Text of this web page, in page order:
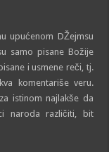
upućenom DŽejmsu
samo pisane Božije
i usmene reči, tj.
komentariše veru.
istinom najlakše da
naroda različiti, bit